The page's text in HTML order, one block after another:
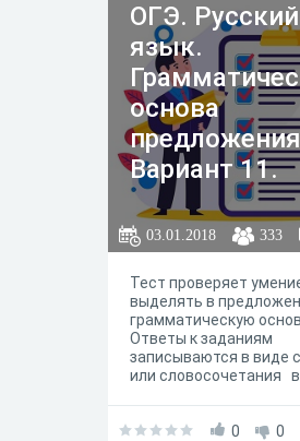
ОГЭ. Русский
язык.
основа
предложения
Вариант 11.
03.01.2018 333
Тест проверяет
выделять в
грамматическую
Ответы к заданиям
записываются в виде
или словосочетания
0 0